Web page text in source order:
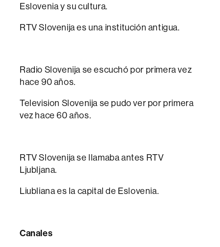
Eslovenia y su cultura.
RTV Slovenija es una institución antigua.
Radio Slovenija se escuchó por primera vez
hace 90 años.
Television Slovenija se pudo ver por primera
vez hace 60 años.
RTV Slovenija se llamaba antes RTV
Ljubljana.
Liubliana es la capital de Eslovenia.
Canales